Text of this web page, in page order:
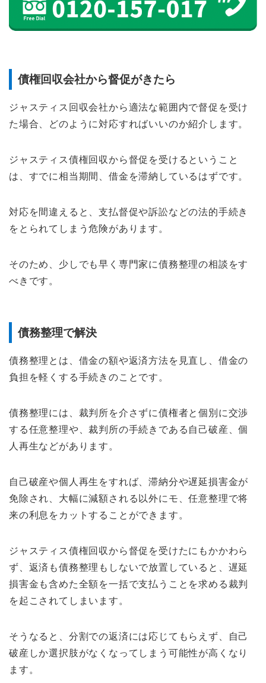
債権回収会社から督促がきたら
ジャスティス回収会社から適法な範囲内で督促を受け
た場合、どのように対応すればいいのか紹介します。
ジャスティス債権回収から督促を受けるということ
は、すでに相当期間、借金を滞納しているはずです。
対応を間違えると、支払督促や訴訟などの法的手続き
をとられてしまう危険があります。
そのため、少しでも早く専門家に債務整理の相談をす
べきです。
債務整理で解決
債務整理とは、借金の額や返済方法を見直し、借金の
負担を軽くする手続きのことです。
債務整理には、裁判所を介さずに債権者と個別に交渉
する任意整理や、裁判所の手続きである自己破産、個
人再生などがあります。
自己破産や個人再生をすれば、滞納分や遅延損害金が
免除され、大幅に減額される以外にモ、任意整理で将
来の利息をカットすることができます。
ジャスティス債権回収から督促を受けたにもかかわら
ず、返済も債務整理もしないで放置していると、遅延
損害金も含めた全額を一括で支払うことを求める裁判
を起こされてしまいます。
そうなると、分割での返済には応じてもらえず、自己
破産しか選択肢がなくなってしまう可能性が高くなり
ます。